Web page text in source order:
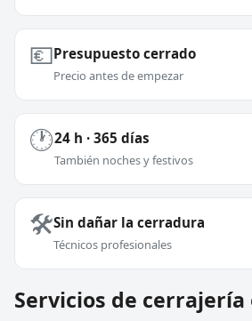
💶Presupuesto cerrado
Precio antes de empezar
🕐24 h · 365 días
También noches y festivos
🛠️Sin dañar la cerradura
Técnicos profesionales
Servicios de